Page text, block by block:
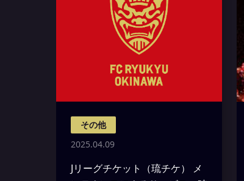
その他
2025.04.09
Jリーグチケット（琉チケ） メ